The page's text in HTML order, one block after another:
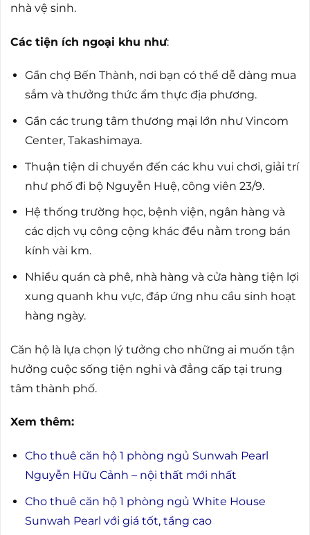
nhà vệ sinh.
Các tiện ích ngoại khu như:
Gần chợ Bến Thành, nơi bạn có thể dễ dàng mua
sắm và thưởng thức ẩm thực địa phương.
Gần các trung tâm thương mại lớn như Vincom
Center, Takashimaya.
Thuận tiện di chuyển đến các khu vui chơi, giải trí
như phố đi bộ Nguyễn Huệ, công viên 23/9.
Hệ thống trường học, bệnh viện, ngân hàng và
các dịch vụ công cộng khác đều nằm trong bán
kính vài km.
Nhiều quán cà phê, nhà hàng và cửa hàng tiện lợi
xung quanh khu vực, đáp ứng nhu cầu sinh hoạt
hàng ngày.
Căn hộ là lựa chọn lý tưởng cho những ai muốn tận
hưởng cuộc sống tiện nghi và đẳng cấp tại trung
tâm thành phố.
Xem thêm:
Cho thuê căn hộ 1 phòng ngủ Sunwah Pearl
Nguyễn Hữu Cảnh – nội thất mới nhất
Cho thuê căn hộ 1 phòng ngủ White House
Sunwah Pearl với giá tốt, tầng cao